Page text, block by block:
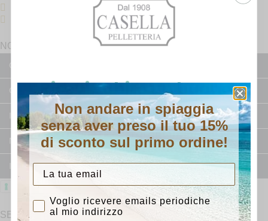
NORMATIVE
Condizioni Generali di Vendita prodotti
Condizioni Generali di Vendita servizi
Informativa spedizioni
Nomina a responsabile esterno del trattamento
Informativa resi e rimborsi
Privacy Policy Cookie Policy
SERVIZI
Ricevi subito un buono
sconto del 15%
Con l'iscrizione riceverai anteprime su nuovi
arrivi e consigli dalla nostra bottega.
puoi dirci chi sei?
Non andare in spiaggia
senza aver preso il tuo 15%
di sconto sul primo ordine!
Consenso iscrizione
Voglio ricevere emails periodiche
al mio indirizzo